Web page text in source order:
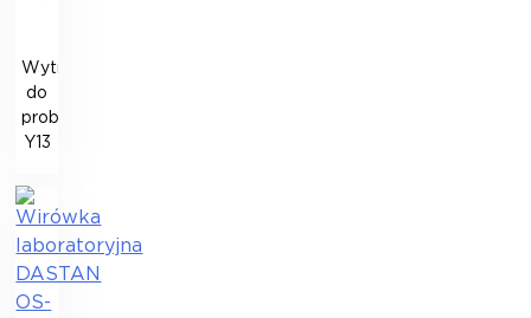
Wytrząsarka
do
probówek
Y13